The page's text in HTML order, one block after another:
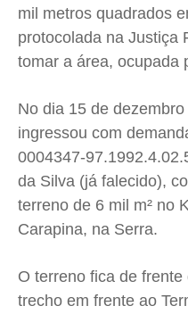
Saúde
Cidades
Direitos
Colunas
Caetano Roque
Gustavo Bastos
Jr Mignone (in memorian)
Saúde
Cidades
Direitos
Colunas
Caetano Roque
Gustavo Bastos
Jr Mignone (in memorian)
Saúde
Cidades
Direitos
Colunas
Caetano Roque
Gustavo Bastos
Jr Mignone (in memorian)
Saúde
Cidades
Direitos
Colunas
Caetano Roque
Gustavo Bastos
Jr Mignone (in memorian)
mil metros quadrados
protocolada na Justiça
tomar a área, ocupada
No dia 15 de
ingressou com
0004347-
da Silva (já falecido),
terreno de 6 mil m² no
Carapina, na Serra.
O terreno fica de
trecho em frente ao